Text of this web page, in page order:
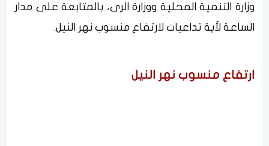
وزارة التنمية المحلية ووزارة الرى، بالمتابعة على مدار
الساعة لأية تداعيات لارتفاع منسوب نهر النيل.
ارتفاع منسوب نهر النيل